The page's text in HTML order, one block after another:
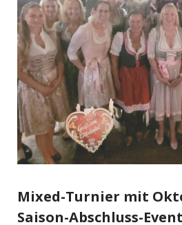
Mixed-Turnier mit
Saison-Abschluss-